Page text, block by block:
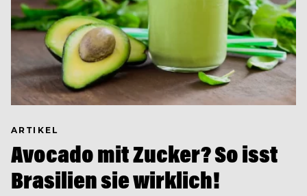
ARTIKEL
Avocado mit Zucker? So isst
Brasilien sie wirklich!